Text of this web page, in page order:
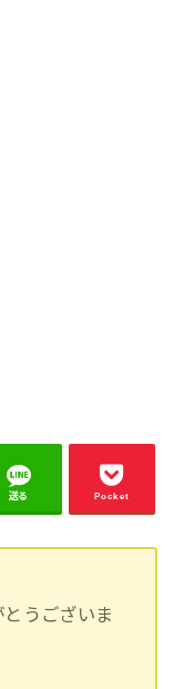
送る Pocket
うございま